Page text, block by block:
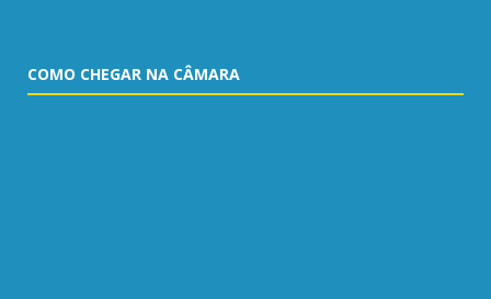
COMO CHEGAR NA CÂMARA